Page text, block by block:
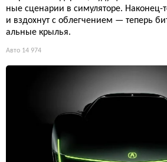
ные сценарии в симуляторе. Наконец-
и вздохнут с облегчением — теперь
альные крылья.
Авто 14 974